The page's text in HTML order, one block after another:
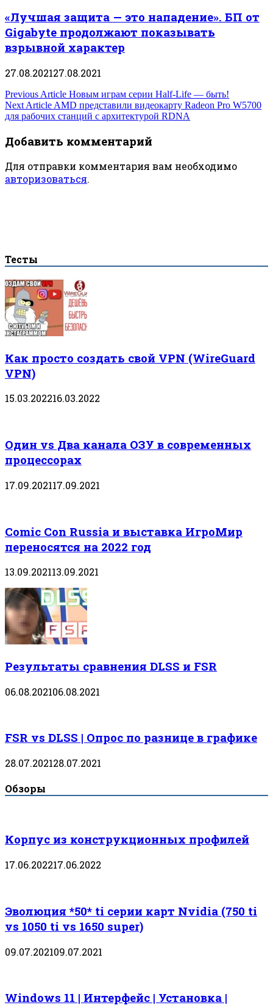
«Лучшая защита — это нападение». БП от
Gigabyte продолжают показывать
взрывной характер
27.08.202127.08.2021
Навигация
по
записям
Previous Article Новым играм серии Half-Life — быть!
Next Article AMD представили видеокарту Radeon Pro W5700
для рабочих станций с архитектурой RDNA
Добавить комментарий
Для отправки комментария вам необходимо
авторизоваться.
Тесты
Как просто создать свой VPN (WireGuard
VPN)
15.03.202216.03.2022
Один vs Два канала ОЗУ в современных
процессорах
17.09.202117.09.2021
Comic Con Russia и выставка ИгроМир
переносятся на 2022 год
13.09.202113.09.2021
Результаты сравнения DLSS и FSR
06.08.202106.08.2021
FSR vs DLSS | Опрос по разнице в графике
28.07.202128.07.2021
Обзоры
Корпус из конструкционных профилей
17.06.202217.06.2022
Эволюция *50* ti серии карт Nvidia (750 ti
vs 1050 ti vs 1650 super)
09.07.202109.07.2021
Windows 11 | Интерфейс | Установка |